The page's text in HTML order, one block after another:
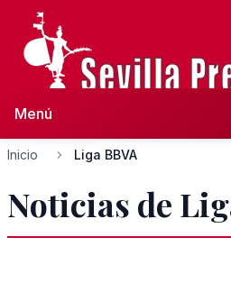
Menú
Inicio Liga BBVA
Noticias de